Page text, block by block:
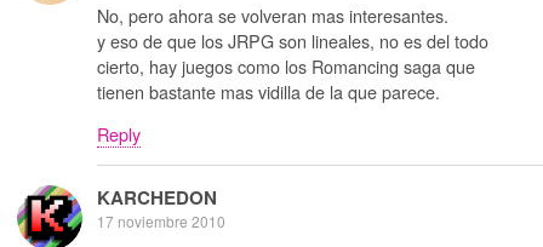
No, pero ahora se volveran mas interesantes.
y eso de que los JRPG son lineales, no es del todo
cierto, hay juegos como los Romancing saga que
tienen bastante mas vidilla de la que parece.
Reply
KARCHEDON
17 noviembre 2010